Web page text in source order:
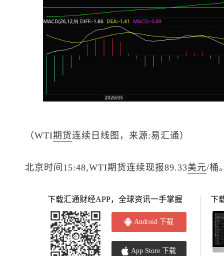
（WTI期货连续日线图，来源:易汇通）
北京时间15:48,WTI期货连续现报89.33美元/桶
下载汇通财经APP，全球资讯一手掌握
Android 下载
App Store 下载
下